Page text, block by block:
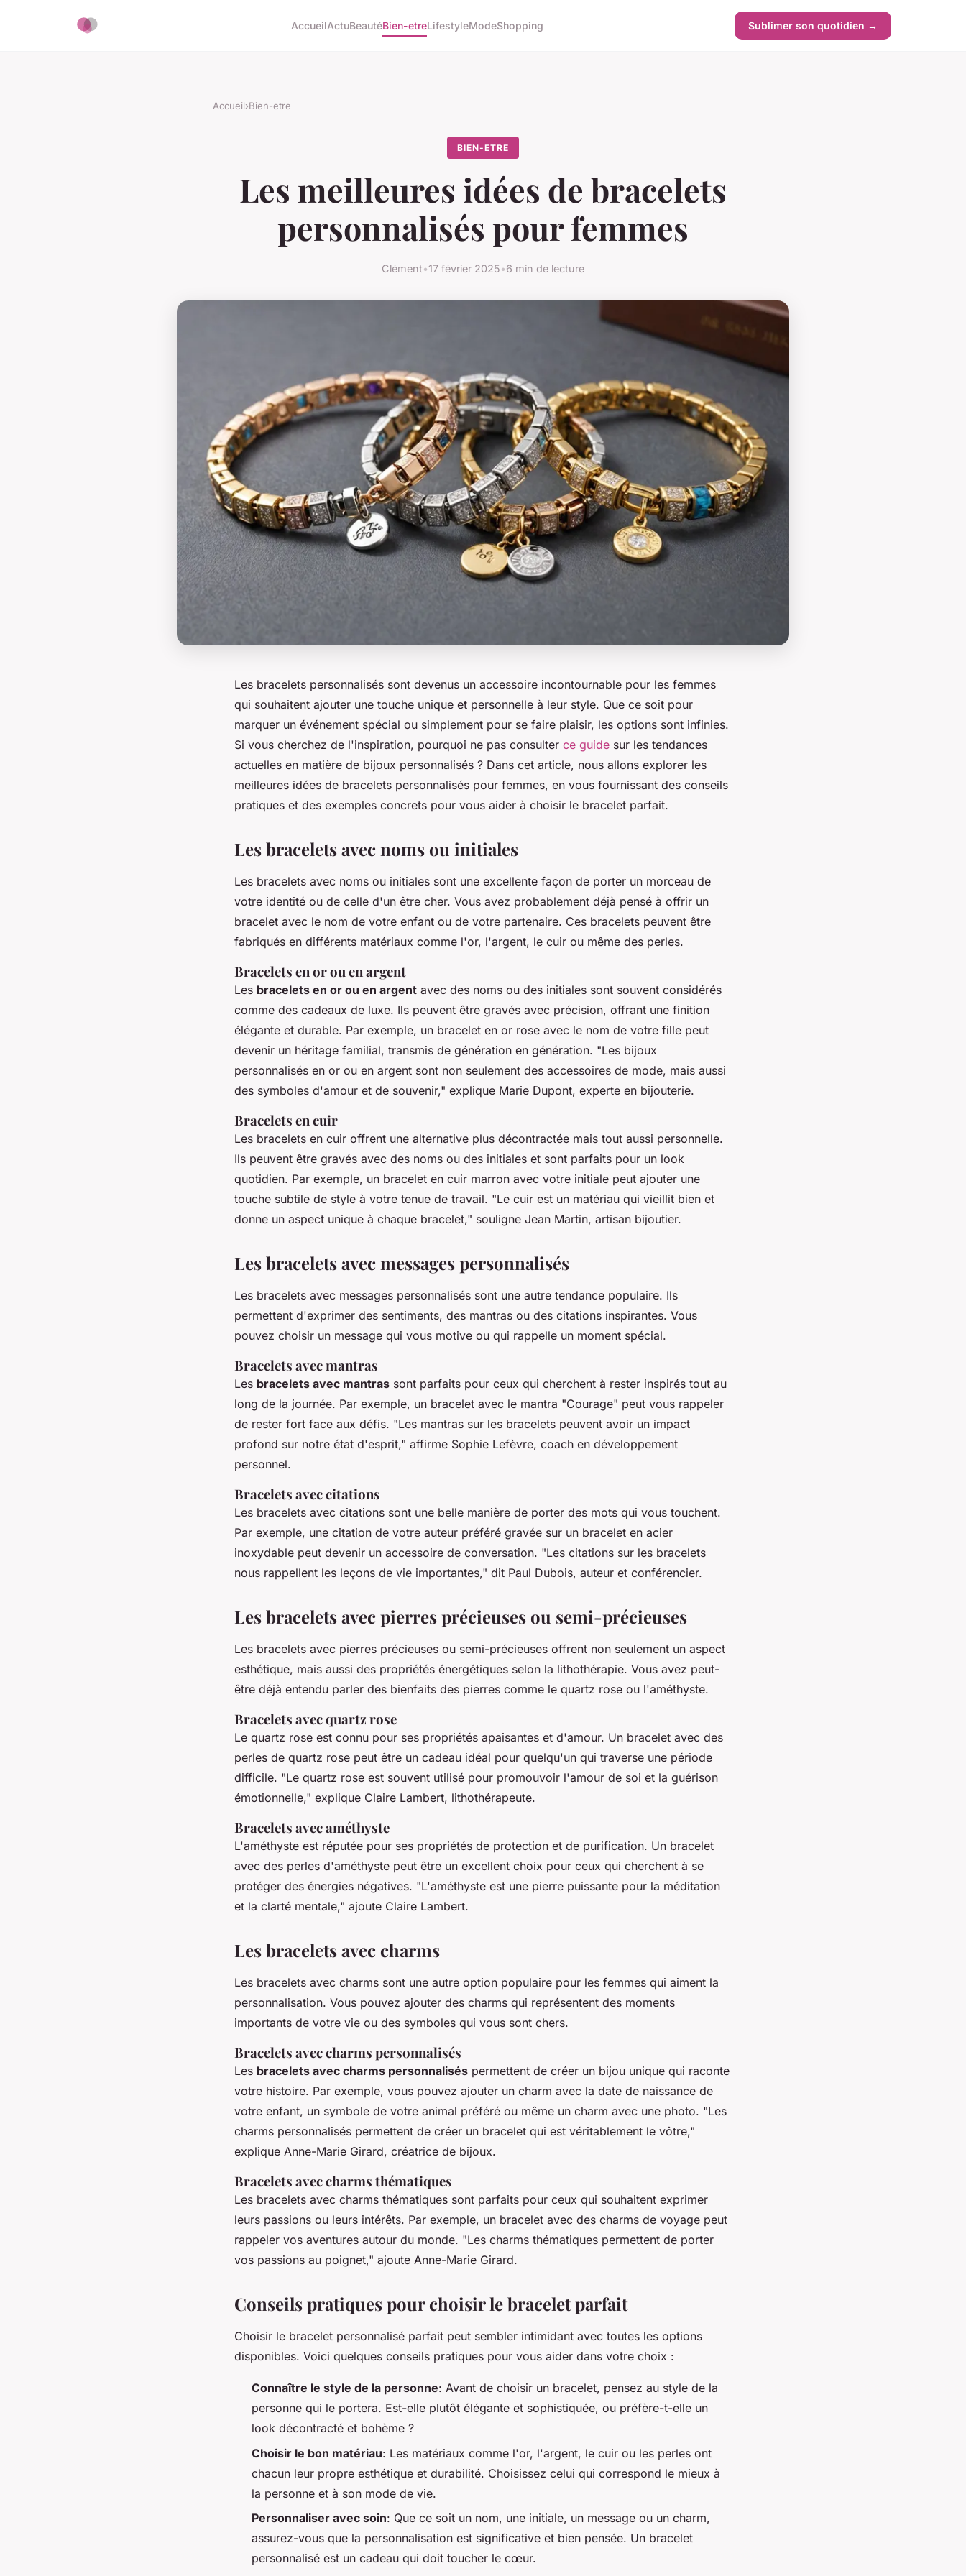
AccueilActuBeautéBien-etreLifestyleModeShopping Sublimer son quotidien →
Accueil›Bien-etre
BIEN-ETRE
Les meilleures idées de bracelets
personnalisés pour femmes
Clément•17 février 2025•6 min de lecture
Les bracelets personnalisés sont devenus un accessoire incontournable pour les femmes
qui souhaitent ajouter une touche unique et personnelle à leur style. Que ce soit pour
marquer un événement spécial ou simplement pour se faire plaisir, les options sont infinies.
Si vous cherchez de l'inspiration, pourquoi ne pas consulter ce guide sur les tendances
actuelles en matière de bijoux personnalisés ? Dans cet article, nous allons explorer les
meilleures idées de bracelets personnalisés pour femmes, en vous fournissant des conseils
pratiques et des exemples concrets pour vous aider à choisir le bracelet parfait.
Les bracelets avec noms ou initiales
Les bracelets avec noms ou initiales sont une excellente façon de porter un morceau de
votre identité ou de celle d'un être cher. Vous avez probablement déjà pensé à offrir un
bracelet avec le nom de votre enfant ou de votre partenaire. Ces bracelets peuvent être
fabriqués en différents matériaux comme l'or, l'argent, le cuir ou même des perles.
Bracelets en or ou en argent
Les bracelets en or ou en argent avec des noms ou des initiales sont souvent considérés
comme des cadeaux de luxe. Ils peuvent être gravés avec précision, offrant une finition
élégante et durable. Par exemple, un bracelet en or rose avec le nom de votre fille peut
devenir un héritage familial, transmis de génération en génération. "Les bijoux
personnalisés en or ou en argent sont non seulement des accessoires de mode, mais aussi
des symboles d'amour et de souvenir," explique Marie Dupont, experte en bijouterie.
Bracelets en cuir
Les bracelets en cuir offrent une alternative plus décontractée mais tout aussi personnelle.
Ils peuvent être gravés avec des noms ou des initiales et sont parfaits pour un look
quotidien. Par exemple, un bracelet en cuir marron avec votre initiale peut ajouter une
touche subtile de style à votre tenue de travail. "Le cuir est un matériau qui vieillit bien et
donne un aspect unique à chaque bracelet," souligne Jean Martin, artisan bijoutier.
Les bracelets avec messages personnalisés
Les bracelets avec messages personnalisés sont une autre tendance populaire. Ils
permettent d'exprimer des sentiments, des mantras ou des citations inspirantes. Vous
pouvez choisir un message qui vous motive ou qui rappelle un moment spécial.
Bracelets avec mantras
Les bracelets avec mantras sont parfaits pour ceux qui cherchent à rester inspirés tout au
long de la journée. Par exemple, un bracelet avec le mantra "Courage" peut vous rappeler
de rester fort face aux défis. "Les mantras sur les bracelets peuvent avoir un impact
profond sur notre état d'esprit," affirme Sophie Lefèvre, coach en développement
personnel.
Bracelets avec citations
Les bracelets avec citations sont une belle manière de porter des mots qui vous touchent.
Par exemple, une citation de votre auteur préféré gravée sur un bracelet en acier
inoxydable peut devenir un accessoire de conversation. "Les citations sur les bracelets
nous rappellent les leçons de vie importantes," dit Paul Dubois, auteur et conférencier.
Les bracelets avec pierres précieuses ou semi-précieuses
Les bracelets avec pierres précieuses ou semi-précieuses offrent non seulement un aspect
esthétique, mais aussi des propriétés énergétiques selon la lithothérapie. Vous avez peut-
être déjà entendu parler des bienfaits des pierres comme le quartz rose ou l'améthyste.
Bracelets avec quartz rose
Le quartz rose est connu pour ses propriétés apaisantes et d'amour. Un bracelet avec des
perles de quartz rose peut être un cadeau idéal pour quelqu'un qui traverse une période
difficile. "Le quartz rose est souvent utilisé pour promouvoir l'amour de soi et la guérison
émotionnelle," explique Claire Lambert, lithothérapeute.
Bracelets avec améthyste
L'améthyste est réputée pour ses propriétés de protection et de purification. Un bracelet
avec des perles d'améthyste peut être un excellent choix pour ceux qui cherchent à se
protéger des énergies négatives. "L'améthyste est une pierre puissante pour la méditation
et la clarté mentale," ajoute Claire Lambert.
Les bracelets avec charms
Les bracelets avec charms sont une autre option populaire pour les femmes qui aiment la
personnalisation. Vous pouvez ajouter des charms qui représentent des moments
importants de votre vie ou des symboles qui vous sont chers.
Bracelets avec charms personnalisés
Les bracelets avec charms personnalisés permettent de créer un bijou unique qui raconte
votre histoire. Par exemple, vous pouvez ajouter un charm avec la date de naissance de
votre enfant, un symbole de votre animal préféré ou même un charm avec une photo. "Les
charms personnalisés permettent de créer un bracelet qui est véritablement le vôtre,"
explique Anne-Marie Girard, créatrice de bijoux.
Bracelets avec charms thématiques
Les bracelets avec charms thématiques sont parfaits pour ceux qui souhaitent exprimer
leurs passions ou leurs intérêts. Par exemple, un bracelet avec des charms de voyage peut
rappeler vos aventures autour du monde. "Les charms thématiques permettent de porter
vos passions au poignet," ajoute Anne-Marie Girard.
Conseils pratiques pour choisir le bracelet parfait
Choisir le bracelet personnalisé parfait peut sembler intimidant avec toutes les options
disponibles. Voici quelques conseils pratiques pour vous aider dans votre choix :
Connaître le style de la personne: Avant de choisir un bracelet, pensez au style de la
personne qui le portera. Est-elle plutôt élégante et sophistiquée, ou préfère-t-elle un
look décontracté et bohème ?
Choisir le bon matériau: Les matériaux comme l'or, l'argent, le cuir ou les perles ont
chacun leur propre esthétique et durabilité. Choisissez celui qui correspond le mieux à
la personne et à son mode de vie.
Personnaliser avec soin: Que ce soit un nom, une initiale, un message ou un charm,
assurez-vous que la personnalisation est significative et bien pensée. Un bracelet
personnalisé est un cadeau qui doit toucher le cœur.